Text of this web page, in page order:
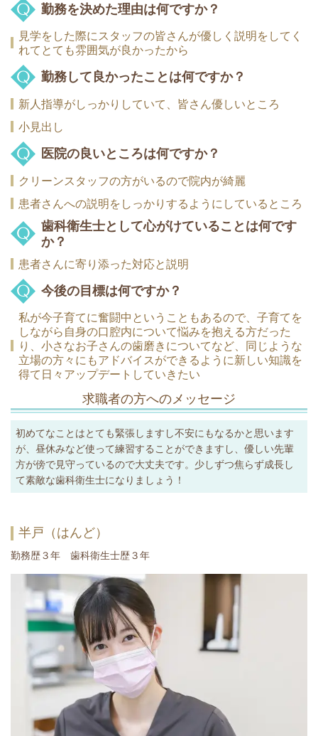
勤務を決めた理由は何ですか？
見学をした際にスタッフの皆さんが優しく説明をしてく
れてとても雰囲気が良かったから
勤務して良かったことは何ですか？
新人指導がしっかりしていて、皆さん優しいところ
小見出し
医院の良いところは何ですか？
クリーンスタッフの方がいるので院内が綺麗
患者さんへの説明をしっかりするようにしているところ
歯科衛生士として心がけていることは何です
か？
患者さんに寄り添った対応と説明
今後の目標は何ですか？
私が今子育てに奮闘中ということもあるので、子育てを
しながら自身の口腔内について悩みを抱える方だった
り、小さなお子さんの歯磨きについてなど、同じような
立場の方々にもアドバイスができるように新しい知識を
得て日々アップデートしていきたい
求職者の方へのメッセージ
初めてなことはとても緊張しますし不安にもなるかと思います
が、昼休みなど使って練習することができますし、優しい先輩
方が傍で見守っているので大丈夫です。少しずつ焦らず成長し
て素敵な歯科衛生士になりましょう！
半戸（はんど）
勤務歴３年 歯科衛生士歴３年